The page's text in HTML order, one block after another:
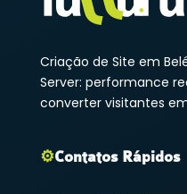
Criação de Site em
Server: performance
converter visitantes
⚙️Contatos Rápidos